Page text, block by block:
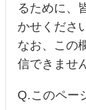
るために、
かせくださ
なお、この
信できませ
Q.このペー